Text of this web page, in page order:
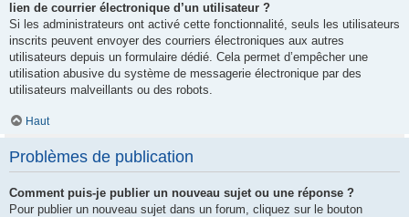
lien de courrier électronique d’un utilisateur ?
Si les administrateurs ont activé cette fonctionnalité, seuls les utilisateurs
inscrits peuvent envoyer des courriers électroniques aux autres
utilisateurs depuis un formulaire dédié. Cela permet d’empêcher une
utilisation abusive du système de messagerie électronique par des
utilisateurs malveillants ou des robots.
Haut
Problèmes de publication
Comment puis-je publier un nouveau sujet ou une réponse ?
Pour publier un nouveau sujet dans un forum, cliquez sur le bouton